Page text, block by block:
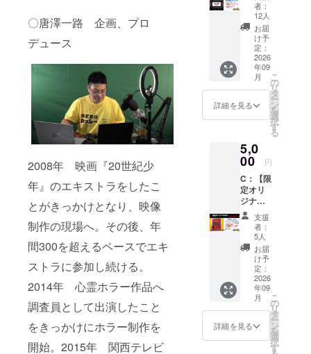
〇唐澤一路 企画、プロ
デュース
2008年 映画『20世紀少
年』のエキストラをしたこ
とがきっかけとなり、映像
制作の現場へ。その後、年
間300を超えるペースでエキ
ストラに参加し続ける。
2014年 心霊ホラー作品へ
調査員として出演したこと
をきっかけにホラー制作を
開始。2015年 関西テレビ
物語に
影響を
与えま
す。 ・
お礼
メッ
セージ
・支援
者限定
画像
感情」
にまつ
章は、
個人を
特定で
きない
方法で
収集を
行いま
す。 ※
収集期
間2025
11/1~10
※本
コース
「サ
ポー
ター」
として
・エン
ドロー
ル ・
ホーム
ページ
・パン
定台本
にお名
前をク
レジッ
ト ・お
礼メッ
セージ
・支援
者限定
画像 ※
備考欄
に記載
するお
名前
（ニッ
クネー
ム可）
者：
12人
お届
け予
定：
2026
年09
月
詳細を見る
こ
の
リ
タ
ー
ン
を
選
択
す
る
5,0
00 円
C：【限
定オリ
ジナル
台本】
コース
未公開
情報も
満載！
ドラマ
２作品
の脚本
を収
録！ ・
ドラマ
パート
支援
者：
5人
お届
け予
定：
2026
年09
月
詳細を見る
こ
の
リ
タ
ー
ン
を
選
択
す